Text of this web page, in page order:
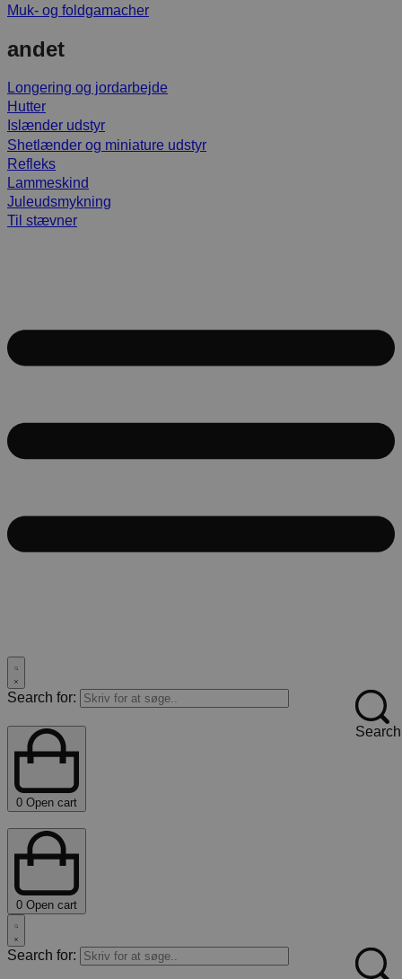
Muk- og foldgamacher
andet
Longering og jordarbejde
Hutter
Islænder udstyr
Shetlænder og miniature udstyr
Refleks
Lammeskind
Juleudsmykning
Til stævner
Search for:
Search
0 Open cart
0 Open cart
Search for: